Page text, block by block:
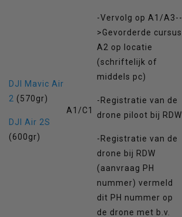
DJI Mavic Air
2 (570gr)
DJI Air 2S
(600gr)
A1/C1
-Vervolg op A1/A3--
>Gevorderde cursus
A2 op locatie
(schriftelijk of
middels pc)
-Registratie van de
drone piloot bij RDW
-Registratie van de
drone bij RDW
(aanvraag PH
nummer) vermeld
dit PH nummer op
de drone met b.v.